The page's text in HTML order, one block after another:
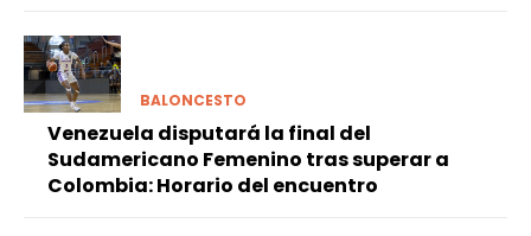
BALONCESTO
Venezuela disputará la final del
Sudamericano Femenino tras superar a
Colombia: Horario del encuentro